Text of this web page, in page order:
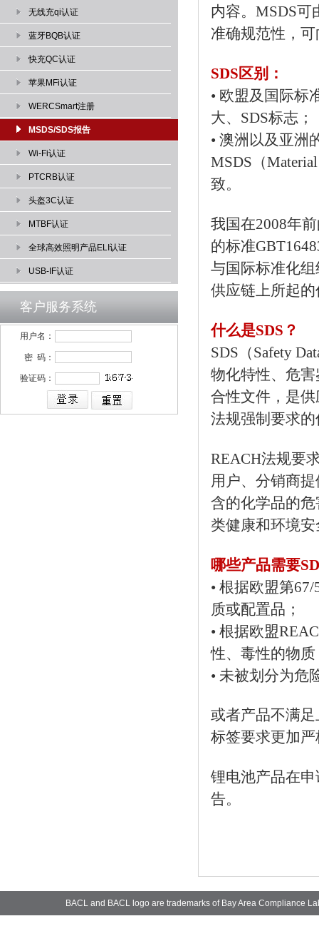
无线充qi认证
蓝牙BQB认证
快充QC认证
苹果MFi认证
WERCSmart注册
MSDS/SDS报告
Wi-Fi认证
PTCRB认证
头盔3C认证
MTBF认证
全球高效照明产品ELI认证
USB-IF认证
客户服务系统
用户名：
密 码：
验证码：
内容。MSDS
准确规范性，
SDS区别：
• 欧盟及国际标
大、SDS标志；
• 澳洲以及亚洲
MSDS（
致。
我国在2008年
的标准
与国际标准化组
供应链上所起
什么是SDS？
SDS（Safety
物化特性、危
合性文件，是
法规强制要求
REACH法规要
用户、分销商
含的化学品的
类健康和环境
哪些产品需要
• 根据欧盟第
质或配置品；
• 根据欧盟
性、毒性的物
• 未被划分为危
或者产品不满
标签要求更加
锂电池产品在
告。
BACL and BACL logo are trademarks of Bay Area